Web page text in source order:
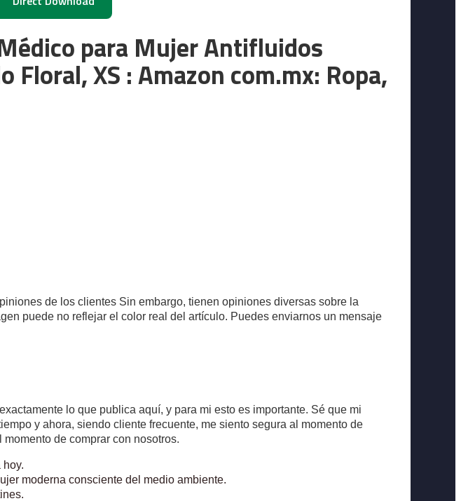
para Mujer Antifluidos
XS : Amazon com.mx: Ropa,
de los clientes Sin embargo, tienen opiniones diversas sobre la
puede no reflejar el color real del artículo. Puedes enviarnos un mensaje
lo que publica aquí, y para mi esto es importante. Sé que mi
y ahora, siendo cliente frecuente, me siento segura al momento de
de comprar con nosotros.
moderna consciente del medio ambiente.